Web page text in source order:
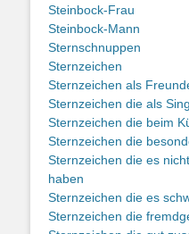
Steinbock-Frau
Steinbock-Mann
Sternschnuppen
Sternzeichen
Sternzeichen als
Sternzeichen die als
Sternzeichen die beim
Sternzeichen die
Sternzeichen die es
haben
Sternzeichen die es
Sternzeichen die